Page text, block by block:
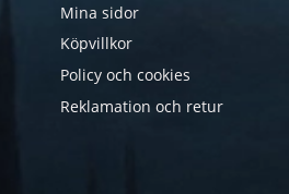
Mina sidor
Köpvillkor
Policy och cookies
Reklamation och retur